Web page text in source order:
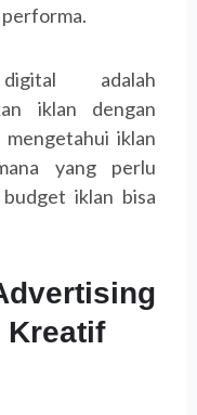
performa.
adalah
iklan dengan
iklan
yang perlu
iklan bisa
Kreatif